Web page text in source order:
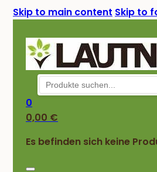
Skip to main content Skip to
0
0,00 €
Es befinden sich keine